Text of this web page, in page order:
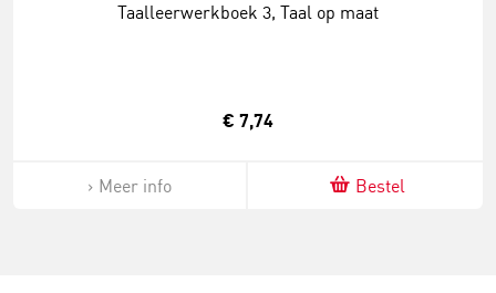
Taalleerwerkboek 3, Taal op maat
€ 7,74
Meer info Bestel